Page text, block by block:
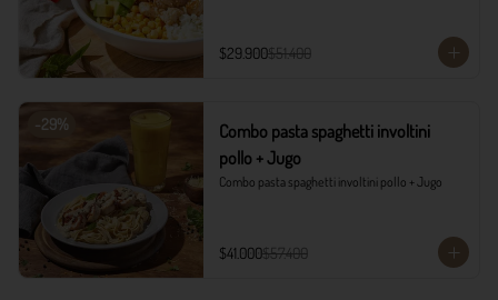
$29.900$51.400
-29%
Combo pasta spaghetti involtini
pollo + Jugo
Combo pasta spaghetti involtini pollo + Jugo
$41.000$57.400